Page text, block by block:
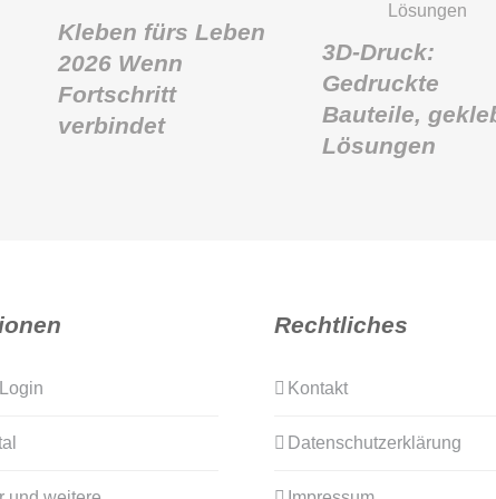
Kleben fürs Leben
2026 Wenn
Fortschritt
verbindet
3D-Druck:
Gedruckte
Bauteile,
Lösungen
Rechtliches
Kontakt
Datenschutzerklärung